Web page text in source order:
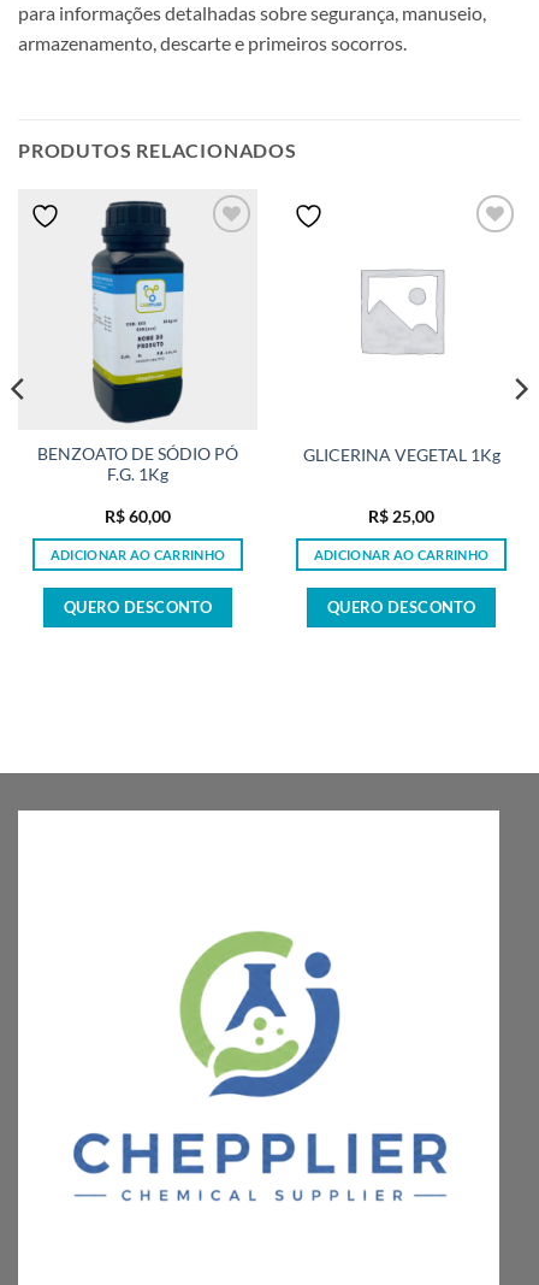
para informações detalhadas sobre segurança, manuseio,
armazenamento, descarte e primeiros socorros.
PRODUTOS RELACIONADOS
BENZOATO DE SÓDIO PÓ
F.G. 1Kg
R$60,00
ADICIONAR AO CARRINHO
QUERO DESCONTO
GLICERINA VEGETAL 1Kg
R$25,00
ADICIONAR AO CARRINHO
QUERO DESCONTO